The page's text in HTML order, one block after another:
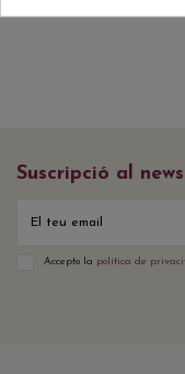
Suscripció al
Accepto la política de